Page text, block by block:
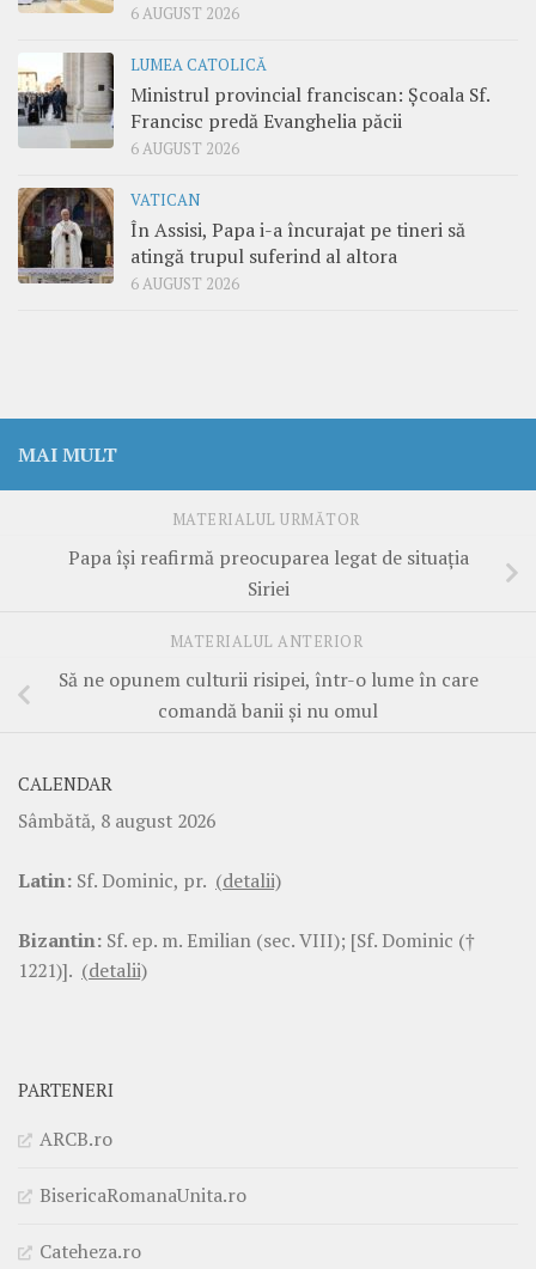
6 AUGUST 2026
LUMEA CATOLICĂ
Ministrul provincial franciscan: Școala Sf.
Francisc predă Evanghelia păcii
6 AUGUST 2026
VATICAN
În Assisi, Papa i-a încurajat pe tineri să
atingă trupul suferind al altora
6 AUGUST 2026
MAI MULT
MATERIALUL URMĂTOR
Papa îşi reafirmă preocuparea legat de situaţia
Siriei
MATERIALUL ANTERIOR
Să ne opunem culturii risipei, într-o lume în care
comandă banii şi nu omul
CALENDAR
Sâmbătă, 8 august 2026
Latin: Sf. Dominic, pr. (detalii)
Bizantin: Sf. ep. m. Emilian (sec. VIII); [Sf. Dominic (†
1221)]. (detalii)
PARTENERI
ARCB.ro
BisericaRomanaUnita.ro
Cateheza.ro